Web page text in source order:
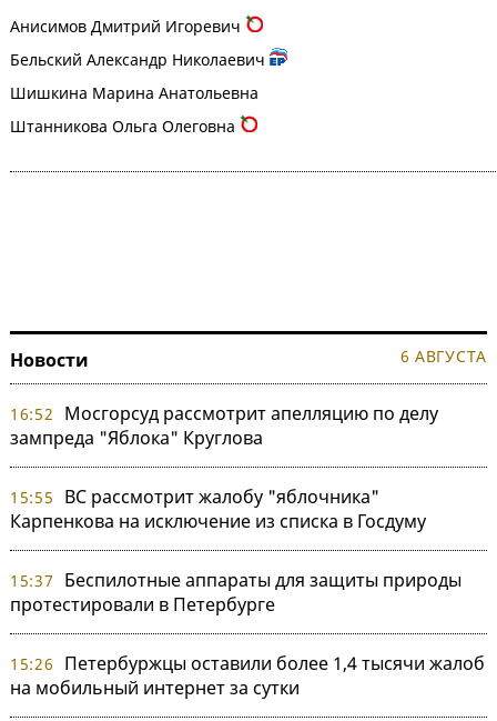
Анисимов Дмитрий Игоревич
Бельский Александр Николаевич
Шишкина Марина Анатольевна
Штанникова Ольга Олеговна
Новости 6 АВГУСТА
16:52
Мосгорсуд рассмотрит апелляцию по делу
зампреда "Яблока" Круглова
15:55
ВС рассмотрит жалобу "яблочника"
Карпенкова на исключение из списка в Госдуму
15:37
Беспилотные аппараты для защиты природы
протестировали в Петербурге
15:26
Петербуржцы оставили более 1,4 тысячи жалоб
на мобильный интернет за сутки